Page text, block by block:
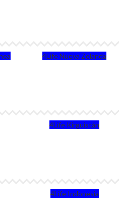
4Life Nueva Zelanda
4Life Kirguistán
4Life Indonesia